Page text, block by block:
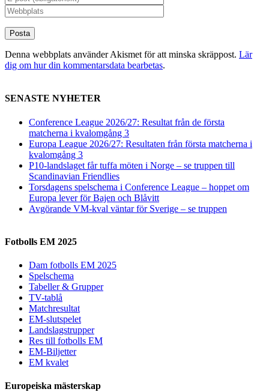
Denna webbplats använder Akismet för att minska skräppost. Lär
dig om hur din kommentarsdata bearbetas.
SENASTE NYHETER
Conference League 2026/27: Resultat från de första
matcherna i kvalomgång 3
Europa League 2026/27: Resultaten från första matcherna i
kvalomgång 3
P10-landslaget får tuffa möten i Norge – se truppen till
Scandinavian Friendlies
Torsdagens spelschema i Conference League – hoppet om
Europa lever för Bajen och Blåvitt
Avgörande VM-kval väntar för Sverige – se truppen
Fotbolls EM 2025
Dam fotbolls EM 2025
Spelschema
Tabeller & Grupper
TV-tablå
Matchresultat
EM-slutspelet
Landslagstrupper
Res till fotbolls EM
EM-Biljetter
EM kvalet
Europeiska mästerskap